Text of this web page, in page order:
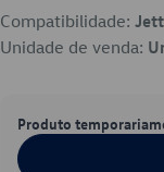
Compatibilidade:
Unidade de venda:
Produto